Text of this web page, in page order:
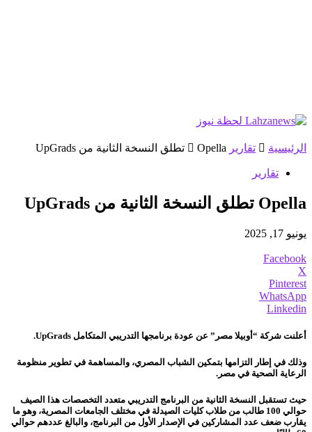
الرئيسية تقارير Opella تطلق النسخة الثانية من UpGrads
تقارير
Opella تطلق النسخة الثانية من UpGrads
يونيو 17, 2025
Facebook
X
Pinterest
WhatsApp
Linkedin
أعلنت شركة “أوبيلا مصر” عن عودة برنامجها التدريبي المتكامل UpGrads.
وذلك في إطار التزامها بتمكين الشباب المصري، والمساهمة في تطوير منظومة
الرعاية الصحية في مصر.
حيث تستقبل النسخة الثانية من البرنامج التدريبي متعدد التخصصات هذا الصيف
حوالي 100 طالب من طلاب كليات الصيدلة في مختلف الجامعات المصرية، وهو ما
يقارب ضعف عدد المشاركين في الإصدار الأول من البرنامج، والبالغ عددهم حوالي